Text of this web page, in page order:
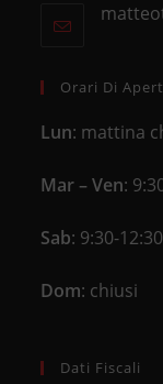
your
Orari Di
Lun: mattina
Mar – Ven:
Sab: 9:30-
Dom: chiusi
Dati Fiscali